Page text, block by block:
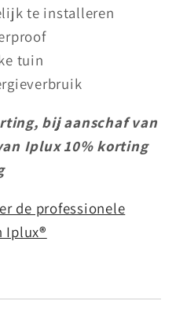
te installeren
tuin
bij aanschaf van
Iplux 10% korting
de professionele
Iplux®